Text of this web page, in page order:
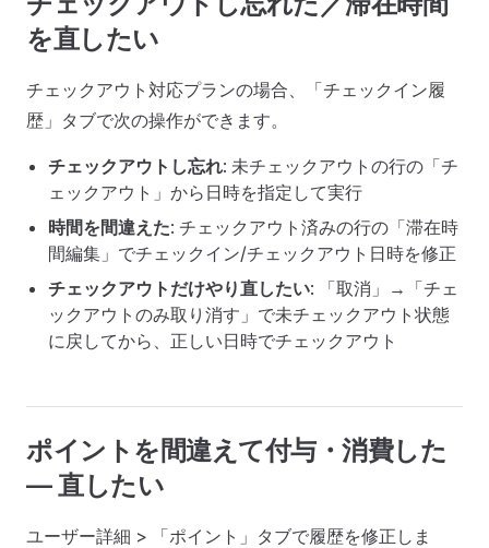
を直したい
チェックアウト対応プランの場合、「チェックイン履
歴」タブで次の操作ができます。
チェックアウトし忘れ: 未チェックアウトの行の「チ
ェックアウト」から日時を指定して実行
時間を間違えた: チェックアウト済みの行の「滞在時
間編集」でチェックイン/チェックアウト日時を修正
チェックアウトだけやり直したい: 「取消」→「チェ
ックアウトのみ取り消す」で未チェックアウト状態
に戻してから、正しい日時でチェックアウト
ポイントを間違えて付与・消費した
— 直したい
ユーザー詳細 > 「ポイント」タブで履歴を修正しま